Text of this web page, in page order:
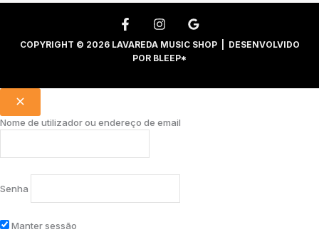
COPYRIGHT © 2026 LAVAREDA MUSIC SHOP | DESENVOLVIDO
POR BLEEP*
Nome de utilizador ou endereço de email
Senha
Manter sessão